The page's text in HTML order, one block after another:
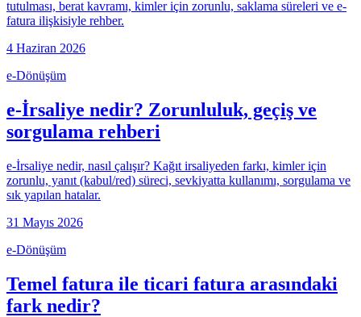
tutulması, berat kavramı, kimler için zorunlu, saklama süreleri ve e-
fatura ilişkisiyle rehber.
4 Haziran 2026
e-Dönüşüm
e-İrsaliye nedir? Zorunluluk, geçiş ve
sorgulama rehberi
e-İrsaliye nedir, nasıl çalışır? Kağıt irsaliyeden farkı, kimler için
zorunlu, yanıt (kabul/red) süreci, sevkiyatta kullanımı, sorgulama ve
sık yapılan hatalar.
31 Mayıs 2026
e-Dönüşüm
Temel fatura ile ticari fatura arasındaki
fark nedir?